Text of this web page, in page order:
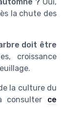
la chute des
doit être
croissance
la culture du
consulter ce